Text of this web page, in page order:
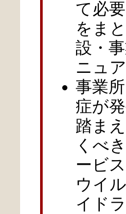
て必
をま
設・
ニュア
事業
症が
踏ま
くべ
ービ
ウイ
イド